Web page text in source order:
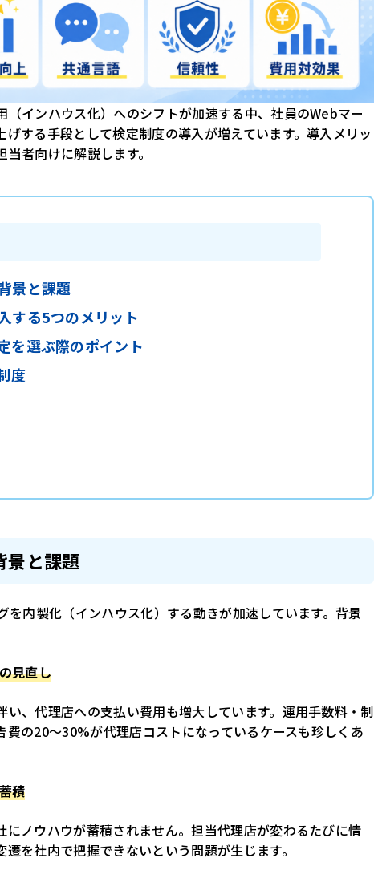
（インハウス化）へのシフトが加速する中、社員のWebマー
する手段として検定制度の導入が増えています。導入メリッ
者向けに解説します。
景と課題
する5つのメリット
を選ぶ際のポイント
度
景と課題
を内製化（インハウス化）する動きが加速しています。背景
見直し
い、代理店への支払い費用も増大しています。運用手数料・制
費の20〜30%が代理店コストになっているケースも珍しくあ
積
にノウハウが蓄積されません。担当代理店が変わるたびに情
を社内で把握できないという問題が生じます。